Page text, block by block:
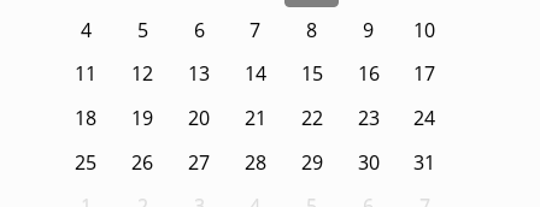
4
5 6 7 8 9
10
11
12 13 14 15 16
17
18
19 20 21 22 23
24
25
26 27 28 29 30
31